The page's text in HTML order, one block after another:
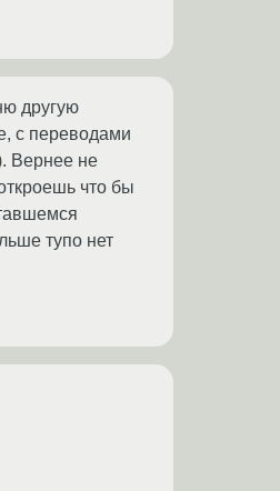
другую
с переводами
Вернее не
что бы
тупо нет